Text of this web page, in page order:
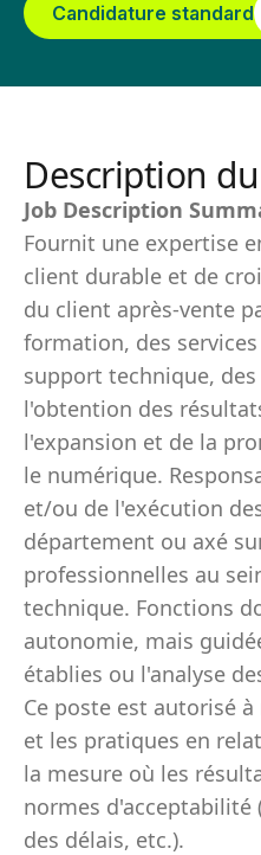
Candidature standard
Description
Job Description
Fournit une expertise
client durable et de
du client après-vente
formation, des
support technique,
l'obtention des
l'expansion et de la
le numérique.
et/ou de l'exécution
département ou axé
professionnelles au
technique. Fonctions
autonomie, mais
établies ou l'analyse
Ce poste est autorisé
et les pratiques en
la mesure où les
normes d'acceptabilité
des délais, etc.).